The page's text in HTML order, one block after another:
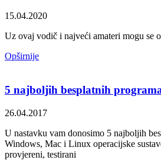
15.04.2020
Uz ovaj vodič i najveći amateri mogu se
Opširnije
5 najboljih besplatnih
26.04.2017
U nastavku vam donosimo 5 najboljih
Windows, Mac i Linux operacijske
provjereni, testirani